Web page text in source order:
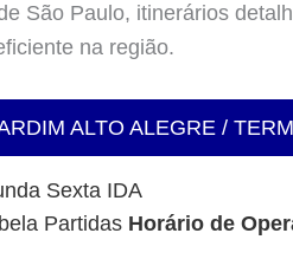
São Paulo, itinerários
na região.
ALTO ALEGRE /
Sexta IDA
Partidas Horário de